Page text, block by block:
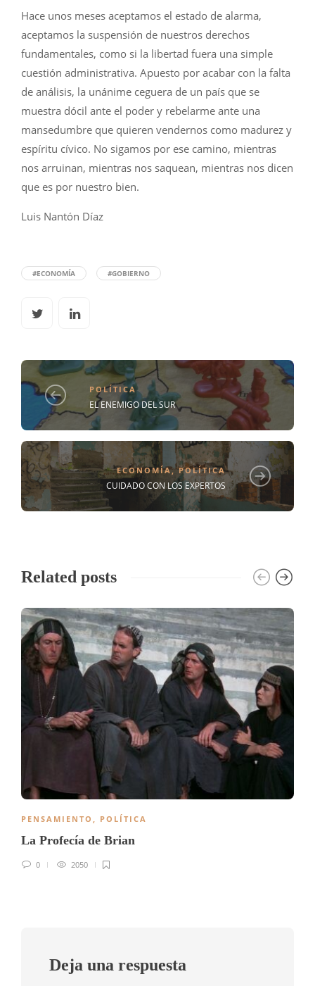
Hace unos meses aceptamos el estado de alarma,
aceptamos la suspensión de nuestros derechos
fundamentales, como si la libertad fuera una simple
cuestión administrativa. Apuesto por acabar con la falta
de análisis, la unánime ceguera de un país que se
muestra dócil ante el poder y rebelarme ante una
mansedumbre que quieren vendernos como madurez y
espíritu cívico. No sigamos por ese camino, mientras
nos arruinan, mientras nos saquean, mientras nos dicen
que es por nuestro bien.
Luis Nantón Díaz
#ECONOMÍA #GOBIERNO
POLÍTICA
EL ENEMIGO DEL SUR
ECONOMÍA,POLÍTICA
CUIDADO CON LOS EXPERTOS
Related posts
PENSAMIENTO POLÍTICA
La Profecía de Brian
0 2050
Deja una respuesta